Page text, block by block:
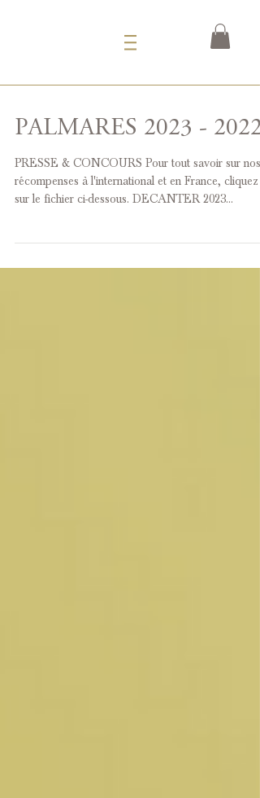
PALMARES 2023 - 2022
PRESSE & CONCOURS Pour tout savoir sur nos
récompenses à l'international et en France, cliquez
sur le fichier ci-dessous. DECANTER 2023...